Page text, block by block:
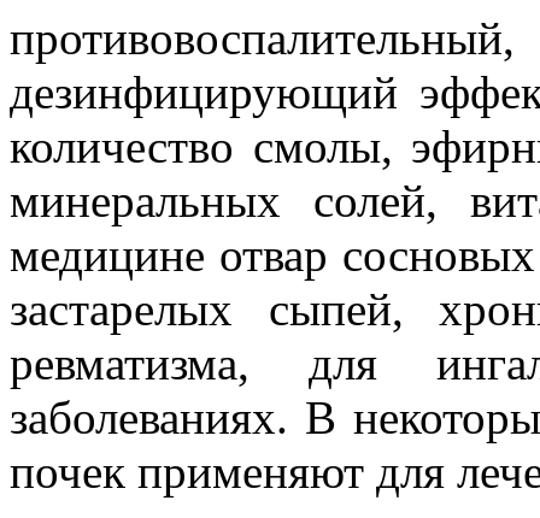
дезинфицирующий
количество смолы,
минеральных солей,
медицине отвар
застарелых сыпей,
ревматизма, для
заболеваниях. В
почек применяют для